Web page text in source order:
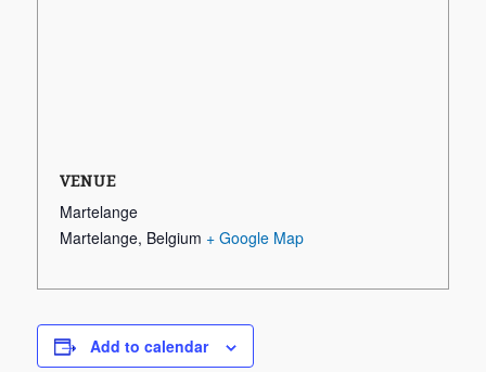
VENUE
Martelange
Martelange, Belgium + Google Map
Add to calendar